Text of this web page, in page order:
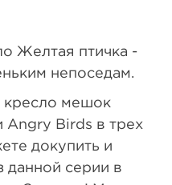
Желтая птичка -
непоседам.
мешок
Angry Birds в трех
докупить и
данной серии в